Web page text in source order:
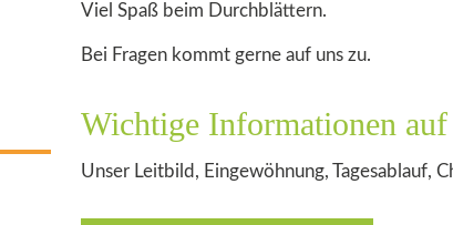
Viel Spaß beim Durchblättern.
Bei Fragen kommt gerne auf uns zu.
Wichtige Informationen
Unser Leitbild, Eingewöhnung, Tagesablauf,